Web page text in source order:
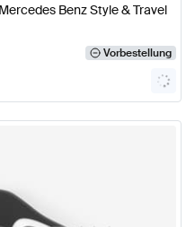
Benz Style & Travel
Vorbestellung